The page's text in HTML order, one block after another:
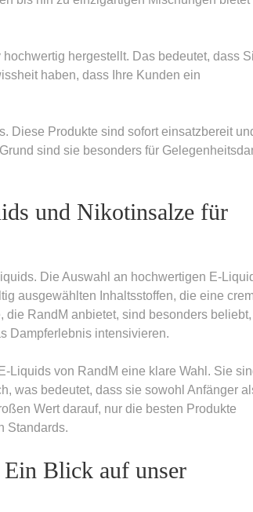
hergestellt. Das bedeutet, dass
haben, dass Ihre Kunden ein
Diese Produkte sind sofort einsatzbereit
sind sie besonders für
und Nikotinsalze für
Die Auswahl an hochwertigen E-
ausgewählten Inhaltsstoffen, die eine
RandM anbietet, sind besonders beliebt,
Dampferlebnis intensivieren.
Liquids von RandM eine klare Wahl. Sie
was bedeutet, dass sie sowohl Anfänger
Wert darauf, nur die besten Produkte
Standards.
Blick auf unser